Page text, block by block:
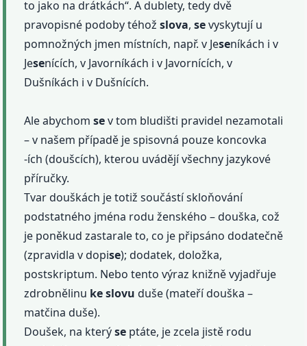
to jako na drátkách“. A dublety, tedy dvě
pravopisné podoby téhožslova,sevyskytují u
pomnožných jmen místních, např. v Jeseníkách i v
Jesenících, v Javorníkách i v Javornících, v
Dušníkách i v Dušnících.
Ale abychomsev tom bludišti pravidel nezamotali
– v našem případě je spisovná pouze koncovka
-ích (doušcích), kterou uvádějí všechny jazykové
příručky.
Tvar douškách je totiž součástí skloňování
podstatného jména rodu ženského – douška, což
je poněkud zastarale to, co je připsáno dodatečně
(zpravidla v dopise); dodatek, doložka,
postskriptum. Nebo tento výraz knižně vyjadřuje
zdrobnělinu ke slovu duše (mateří douška –
matčina duše).
Doušek, na kterýse ptáte, je zcela jistě rodu